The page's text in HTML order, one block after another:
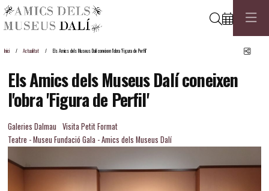
Cerca
Inici Actualitat Els Amics dels Museus Dalí coneixen l'obra 'Figura de Perfil'
Els Amics dels Museus Dalí coneixen
l'obra 'Figura de Perfil'
Galeries Dalmau Visita Petit Format
Teatre - Museu Fundació Gala - Amics dels Museus Dalí